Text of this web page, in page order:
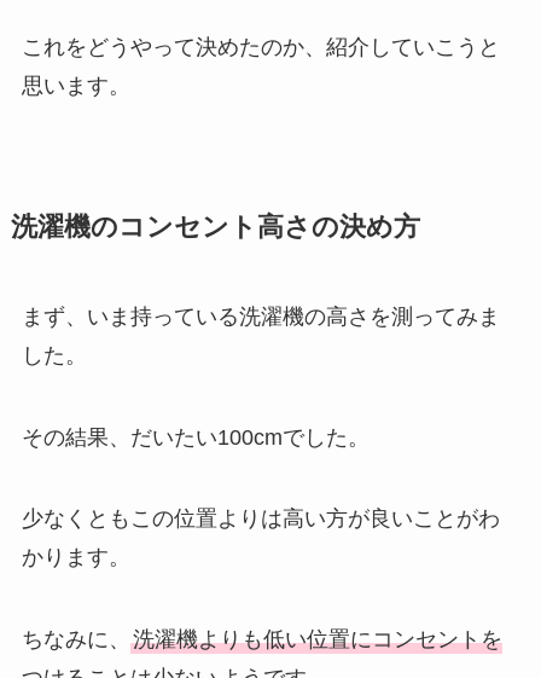
これをどうやって決めたのか、紹介していこうと
思います。
洗濯機のコンセント高さの決め方
まず、いま持っている洗濯機の高さを測ってみま
した。
その結果、だいたい100cmでした。
少なくともこの位置よりは高い方が良いことがわ
かります。
ちなみに、 洗濯機よりも低い位置にコンセントを